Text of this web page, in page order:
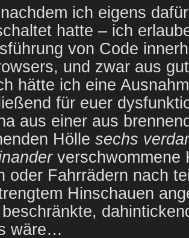
ich eigens
hatte – ich
von Code
und zwar aus
hätte ich eine
für euer
aus einer aus
Hölle sechs
verschwommene
oder Fahrrädern nach
Hinschauen
wäre…